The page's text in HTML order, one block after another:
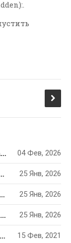
Добавляем letsencrypt сертификат в ISPmanager 5 вручную 04 Фев, 2026
и WooCommerce: как увеличить продажи 25 Янв, 2026
Умный поиск для OpenCart: Как исправить опечатки и увеличить продажи интернет-магазина 25 Янв, 2026
Умный поиск для Bitrix: Как увеличить конверсию интернет-магазина и перестать терять клиентов из-за опечаток 25 Янв, 2026
Как быстро удалить все товары в OpenCart? — РЕШЕНИЕ 15 Фев, 2021